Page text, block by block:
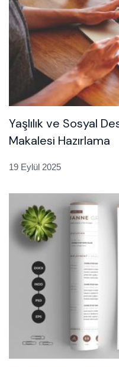
Yaşlılık ve Sosyal
Makalesi Hazırlama
19 Eylül 2025